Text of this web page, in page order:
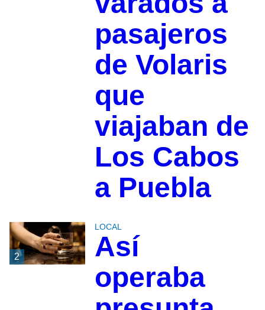
pasajeros
de Volaris
que
viajaban de
Los Cabos
a Puebla
2
LOCAL
Así
operaba